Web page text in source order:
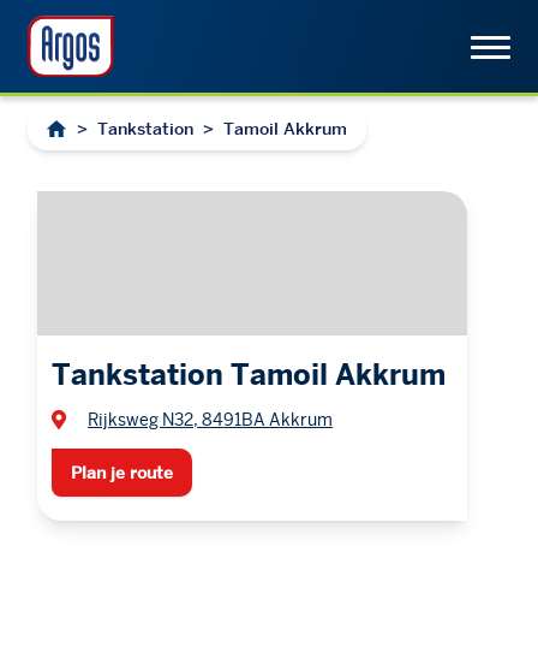
> Tankstation > Tamoil Akkrum
Tankstation Tamoil Akkrum
Rijksweg N32, 8491BA Akkrum
Plan je route